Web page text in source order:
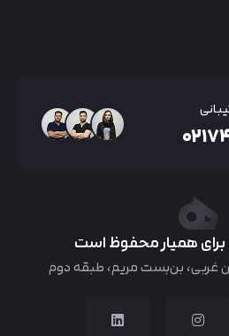
همیار محفوظ است
غربی، بن‌بست مریم، طبقه دوم